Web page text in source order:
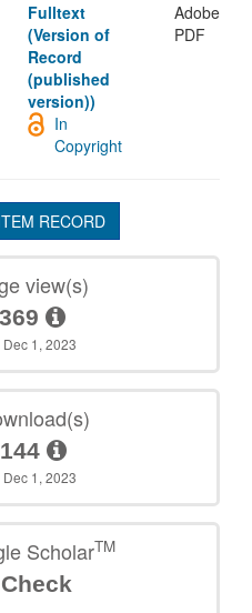
Fulltext
(Version of
Record
(published
version))
Adobe
PDF
In
Copyright
RECORD
view(s)
369
1, 2023
144
1, 2023
ScholarTM
Check